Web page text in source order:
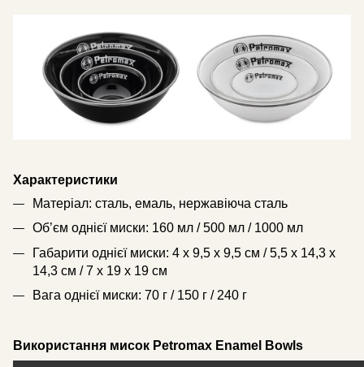
Характеристики
Матеріал: сталь, емаль, нержавіюча сталь
Об’єм однієї миски: 160 мл / 500 мл / 1000 мл
Габарити однієї миски: 4 x 9,5 x 9,5 см / 5,5 x 14,3 x
14,3 см / 7 x 19 x 19 см
Вага однієї миски: 70 г / 150 г / 240 г
Використання мисок Petromax Enamel Bowls